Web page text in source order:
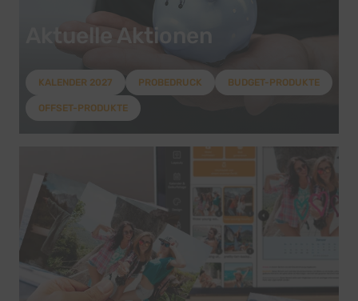
Aktuelle Aktionen
KALENDER 2027 PROBEDRUCK BUDGET-PRODUKTE
OFFSET-PRODUKTE